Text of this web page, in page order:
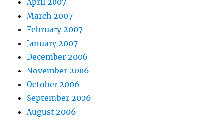
April 2007
March 2007
February 2007
January 2007
December 2006
November 2006
October 2006
September 2006
August 2006